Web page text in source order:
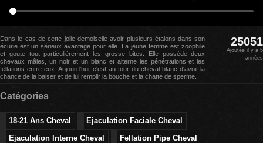
Dans le cas de cette jolie demoiselle avoir plusieurs étalons dans son
écurie est un sérieux avantage pour elle. La jeune femme est zoophile
et goute tout particulièrement les grosse bites. Elle possède deux
chevaux mâles, un noir et un blanc et alterne les pénétrations et les
fellations entre eux. Aujourd'hui, c'est au tour du cheval blanc d'avoir la
chance de la baiser et de lui remplir la bouche et la chatte de sperme.
25051
Ajoutée il y a 5
années
Catégories
18-21 Ans Cheval
Ejaculation Faciale Cheval
Ejaculation Interne Cheval
Fellation Pipe Cheval